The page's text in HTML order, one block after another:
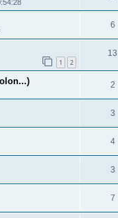
6
1 2
13
2
3
4
3
7